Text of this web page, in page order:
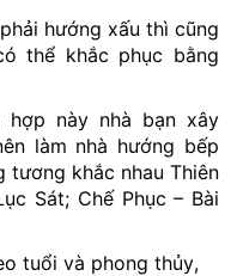
hướng xấu thì cũng
thể khắc phục bằng
này nhà bạn xây
làm nhà hướng bếp
tương khắc nhau Thiên
Sát; Chế Phục – Bài
tuổi và phong thủy,